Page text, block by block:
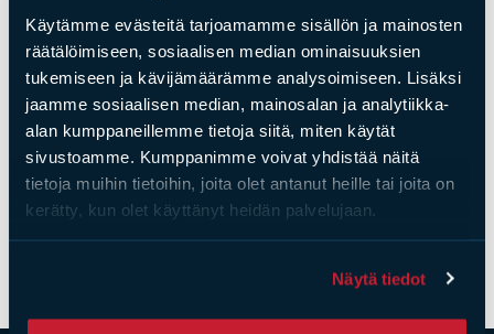
Käytämme evästeitä tarjoamamme sisällön ja mainosten
räätälöimiseen, sosiaalisen median ominaisuuksien
tukemiseen ja kävijämäärämme analysoimiseen. Lisäksi
jaamme sosiaalisen median, mainosalan ja analytiikka-
alan kumppaneillemme tietoja siitä, miten käytät
sivustoamme. Kumppanimme voivat yhdistää näitä
tietoja muihin tietoihin, joita olet antanut heille tai joita on
kerätty, kun olet käyttänyt heidän palvelujaan.
Näytä tiedot
Verkkokauppa
Tulisijatarvikkeet
Kamiinat ja kevyet tulisijat
Grillit ja pihakeittiöt
Tiilet
Laastit
Käyttöehdot
Koko: 3/4-tiilen hormiin
Ulkomitat: leveys 260 x syvyys 295 mm
Hormiaukko: leveys 225 x syvyys 150 mm
Laadukas ja tyylikäs saneerauspelti, sisältää sekä
mustan että valkoisen etupaneelin.
Polar metallin innovatiivisen saneerauspellin voit
asentaa jälkeenpäin vanhaan hormiin! Paketissa
mukana pellin ja etupaneeleiden lisäksi poranterä sekä
saneerauslaastia asennusta varten.